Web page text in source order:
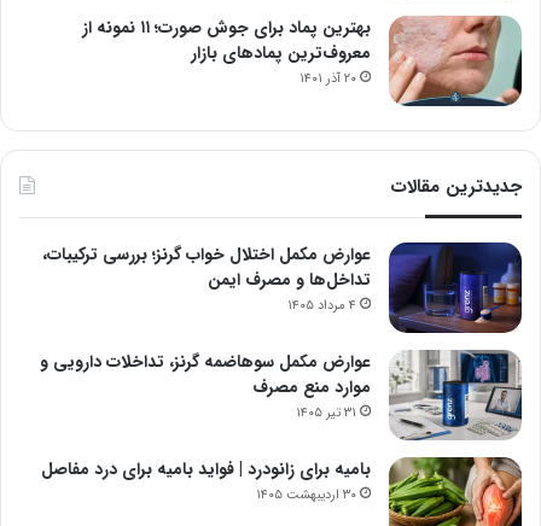
بهترین پماد برای جوش صورت؛ ۱۱ نمونه از
معروف‌ترین پمادهای بازار
۲۰ آذر ۱۴۰۱
جدیدترین مقالات
عوارض مکمل اختلال خواب گرنز؛ بررسی ترکیبات،
تداخل‌ها و مصرف ایمن
۴ مرداد ۱۴۰۵
عوارض مکمل سوهاضمه گرنز، تداخلات دارویی و
موارد منع مصرف
۳۱ تیر ۱۴۰۵
بامیه برای زانودرد | فواید بامیه برای درد مفاصل
۳۰ اردیبهشت ۱۴۰۵